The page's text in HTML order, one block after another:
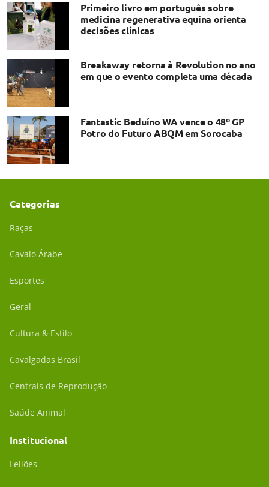
Primeiro livro em português sobre
medicina regenerativa equina orienta
decisões clínicas
Breakaway retorna à Revolution no ano
em que o evento completa uma década
Fantastic Beduíno WA vence o 48º GP
Potro do Futuro ABQM em Sorocaba
Categorias
Raças
Cavalo Árabe
Esportes
Geral
Cultura & Estilo
Cavalgadas Brasil
Centrais de Reprodução
Saúde Animal
Institucional
Leilões